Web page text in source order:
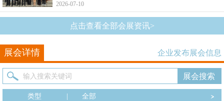
2026-07-10
点击查看全部会展资讯>
展会详情 企业发布展会信息
类型
全部